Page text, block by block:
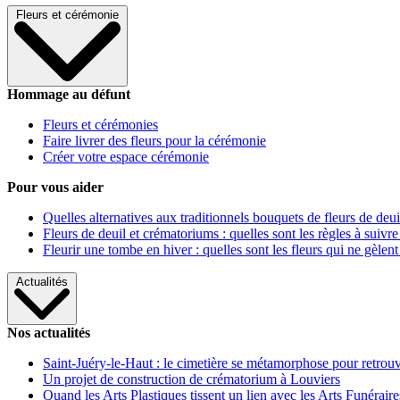
Fleurs et cérémonie
Hommage au défunt
Fleurs et cérémonies
Faire livrer des fleurs pour la cérémonie
Créer votre espace cérémonie
Pour vous aider
Quelles alternatives aux traditionnels bouquets de fleurs de
Fleurs de deuil et crématoriums : quelles sont les règles à
Fleurir une tombe en hiver : quelles sont les fleurs qui ne gèlent
Actualités
Nos actualités
Saint-Juéry-le-Haut : le cimetière se métamorphose pour
Un projet de construction de crématorium à Louviers
Quand les Arts Plastiques tissent un lien avec les Arts